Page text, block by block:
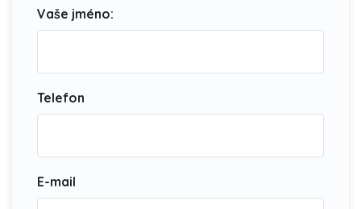
Vaše jméno:
Telefon
E-mail